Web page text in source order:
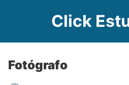
Click
Fotógrafo